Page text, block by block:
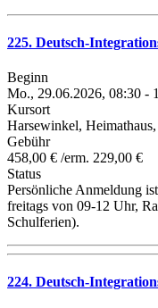
225. Deutsch-
Beginn
Mo., 29.06.2026, 08:30 -
Kursort
Harsewinkel,
Gebühr
458,00 € /erm. 229,00 €
Status
Persönliche Anmeldung
freitags von 09-12 Uhr,
Schulferien).
224. Deutsch-